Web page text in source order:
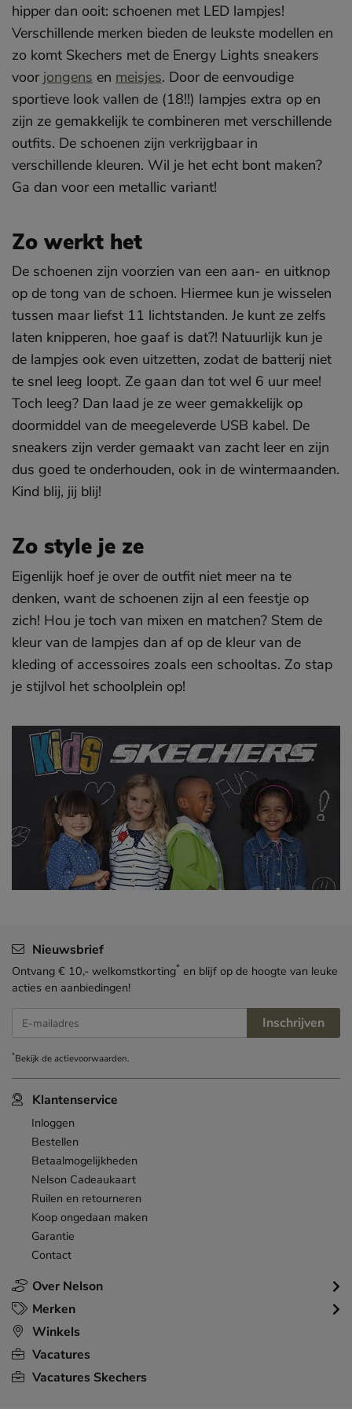
hipper dan ooit: schoenen met LED lampjes!
Verschillende merken bieden de leukste modellen en
zo komt Skechers met de Energy Lights sneakers
voor jongens en meisjes. Door de eenvoudige
sportieve look vallen de (18!!) lampjes extra op en
zijn ze gemakkelijk te combineren met verschillende
outfits. De schoenen zijn verkrijgbaar in
verschillende kleuren. Wil je het echt bont maken?
Ga dan voor een metallic variant!
Zo werkt het
De schoenen zijn voorzien van een aan- en uitknop
op de tong van de schoen. Hiermee kun je wisselen
tussen maar liefst 11 lichtstanden. Je kunt ze zelfs
laten knipperen, hoe gaaf is dat?! Natuurlijk kun je
de lampjes ook even uitzetten, zodat de batterij niet
te snel leeg loopt. Ze gaan dan tot wel 6 uur mee!
Toch leeg? Dan laad je ze weer gemakkelijk op
doormiddel van de meegeleverde USB kabel. De
sneakers zijn verder gemaakt van zacht leer en zijn
dus goed te onderhouden, ook in de wintermaanden.
Kind blij, jij blij!
Zo style je ze
Eigenlijk hoef je over de outfit niet meer na te
denken, want de schoenen zijn al een feestje op
zich! Hou je toch van mixen en matchen? Stem de
kleur van de lampjes dan af op de kleur van de
kleding of accessoires zoals een schooltas. Zo stap
je stijlvol het schoolplein op!
Over Nelson
Klantenservice
Inloggen
Bestellen
Betaalmogelijkheden
Nelson Cadeaukaart
Ruilen en retourneren
Koop ongedaan maken
Garantie
Contact
Merken
Winkels
Vacatures
Vacatures Skechers
Nieuwsbrief
Ontvang € 10,- welkomstkorting* en blijf op de hoogte van leuke
acties en aanbiedingen!
E-mailadres Inschrijven
*Bekijk deactievoorwaarden.